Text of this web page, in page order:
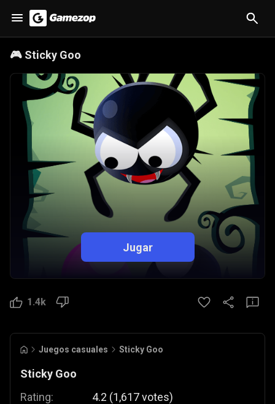
🎮 Sticky Goo
Jugar
1.4k
Juegos casuales Sticky Goo
Sticky Goo
Rating:
4.2 (1,617votes)